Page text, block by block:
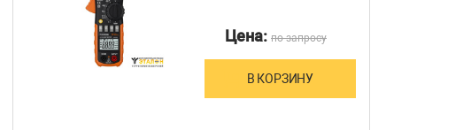
Цена: по запросу
В КОРЗИНУ